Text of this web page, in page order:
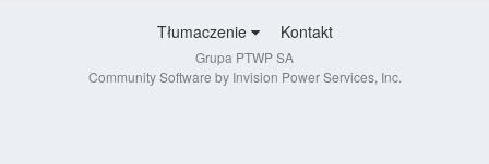
Tłumaczenie Kontakt
Grupa PTWP SA
Community Software by Invision Power Services, Inc.